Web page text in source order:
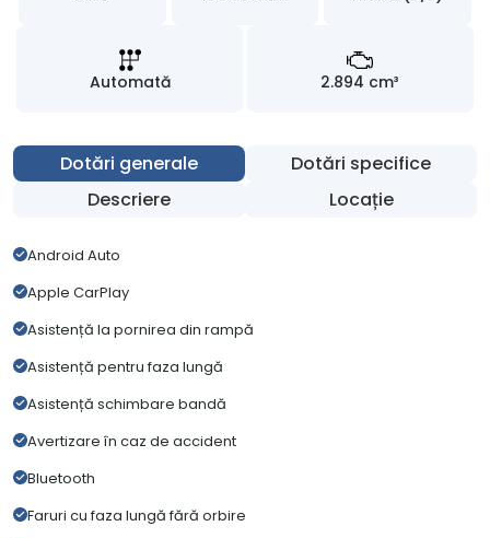
Automată 2.894 cm³
Dotări generale
Dotări specifice
Descriere
Locație
Android Auto
Apple CarPlay
Asistență la pornirea din rampă
Asistență pentru faza lungă
Asistență schimbare bandă
Avertizare în caz de accident
Bluetooth
Faruri cu faza lungă fără orbire